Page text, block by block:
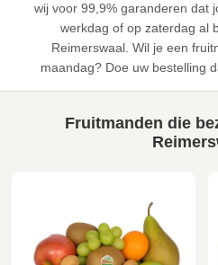
wij voor 99,9% garanderen dat
werkdag of op zaterdag al
Reimerswaal. Wil je een
maandag? Doe uw bestelling
Fruitmanden die